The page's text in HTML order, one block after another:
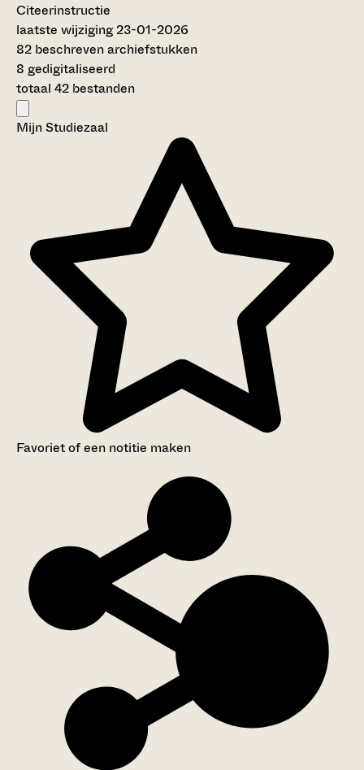
Citeerinstructie
laatste wijziging 23-01-2026
82 beschreven archiefstukken
8 gedigitaliseerd
totaal 42 bestanden
Mijn Studiezaal
Favoriet of een notitie maken